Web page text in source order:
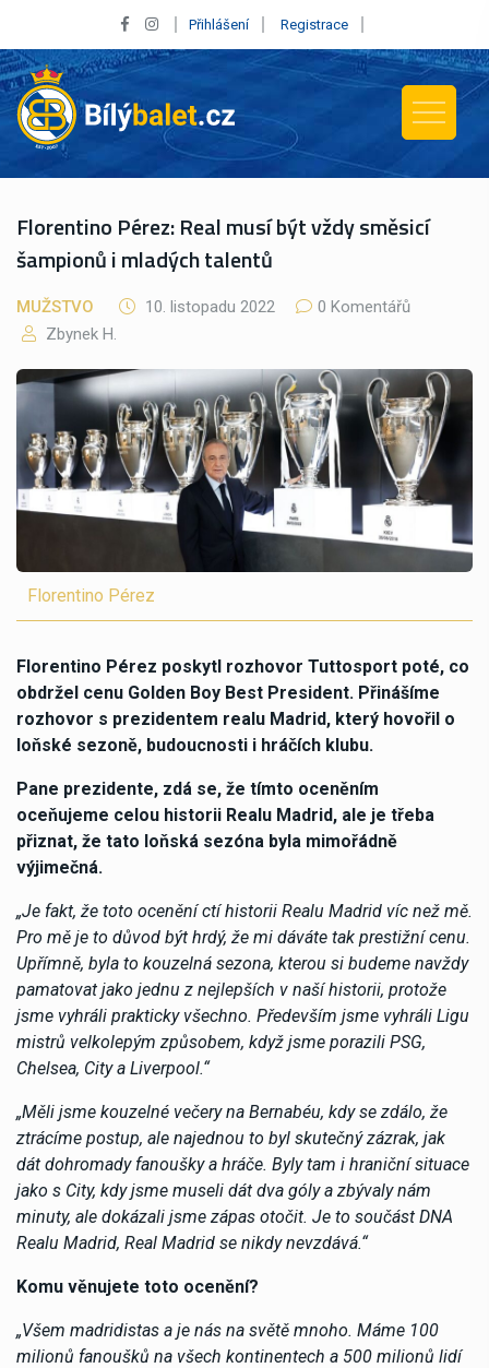
Přihlášení Registrace
Florentino Pérez: Real musí být vždy směsicí
šampionů i mladých talentů
MUŽSTVO 10. listopadu 2022
0 Komentářů
Zbynek H.
Florentino Pérez
Florentino Pérez poskytl rozhovor Tuttosport poté, co
obdržel cenu Golden Boy Best President. Přinášíme
rozhovor s prezidentem realu Madrid, který hovořil o
loňské sezoně, budoucnosti i hráčích klubu.
Pane prezidente, zdá se, že tímto oceněním
oceňujeme celou historii Realu Madrid, ale je třeba
přiznat, že tato loňská sezóna byla mimořádně
výjimečná.
„Je fakt, že toto ocenění ctí historii Realu Madrid víc než mě.
Pro mě je to důvod být hrdý, že mi dáváte tak prestižní cenu.
Upřímně, byla to kouzelná sezona, kterou si budeme navždy
pamatovat jako jednu z nejlepších v naší historii, protože
jsme vyhráli prakticky všechno. Především jsme vyhráli Ligu
mistrů velkolepým způsobem, když jsme porazili PSG,
Chelsea, City a Liverpool.“
„Měli jsme kouzelné večery na Bernabéu, kdy se zdálo, že
ztrácíme postup, ale najednou to byl skutečný zázrak, jak
dát dohromady fanoušky a hráče. Byly tam i hraniční situace
jako s City, kdy jsme museli dát dva góly a zbývaly nám
minuty, ale dokázali jsme zápas otočit. Je to součást DNA
Realu Madrid, Real Madrid se nikdy nevzdává.“
Komu věnujete toto ocenění?
„Všem madridistas ​​a je nás na světě mnoho. Máme 100
milionů fanoušků na všech kontinentech a 500 milionů lidí